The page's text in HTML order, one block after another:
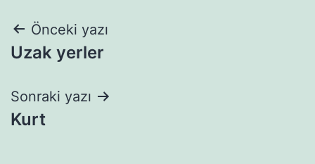
Yazı
gezinmesi
Önceki yazı
Uzak yerler
Sonraki yazı
Kurt